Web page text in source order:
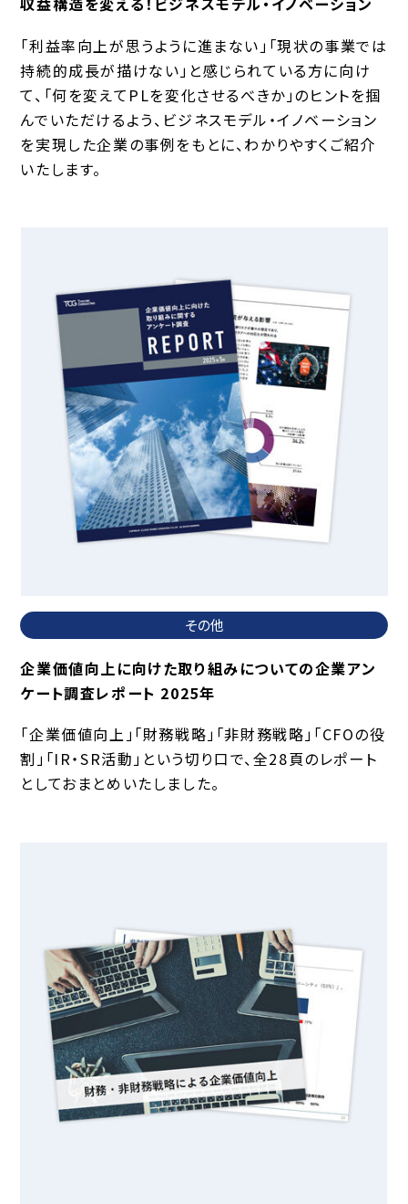
「利益率向上が思うように進まない」「現状の事業では
持続的成長が描けない」と感じられている方に向け
て、「何を変えてPLを変化させるべきか」のヒントを掴
んでいただけるよう、ビジネスモデル・イノベーション
を実現した企業の事例をもとに、わかりやすくご紹介
いたします。
その他
企業価値向上に向けた取り組みについての企業アン
ケート調査レポート 2025年
「企業価値向上」「財務戦略」「非財務戦略」「CFOの役
割」「IR・SR活動」という切り口で、全28頁のレポート
としておまとめいたしました。